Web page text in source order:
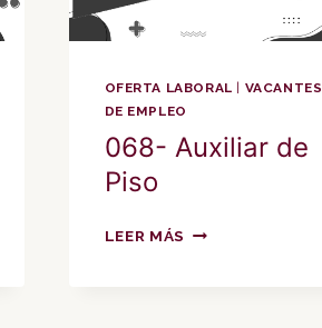
OFERTA LABORAL
VACANTES
DE EMPLEO
068- Auxiliar de
Piso
LEER MÁS 068-